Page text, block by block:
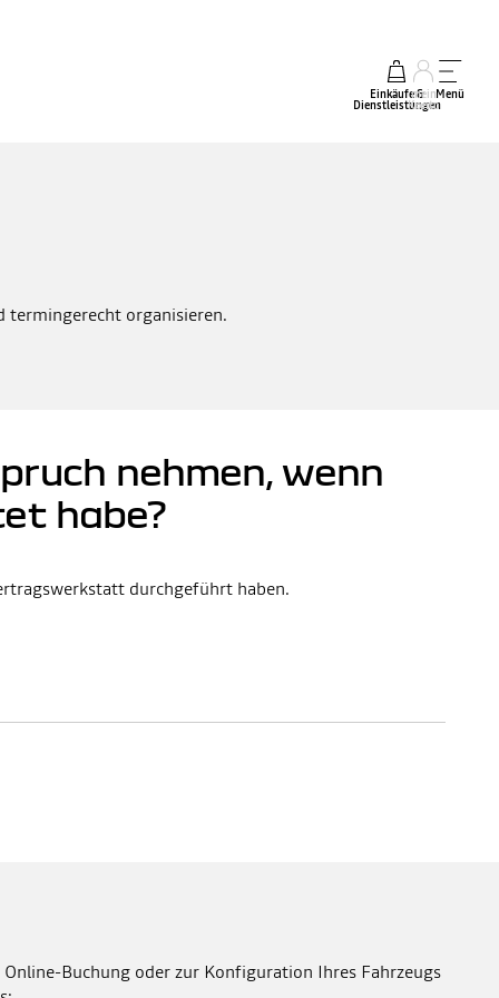
Einkäufe &
Dienstleistungen
mein
Konto
Menü
termingerecht organisieren.
nehmen, wenn
habe?
durchgeführt haben.
Buchung oder zur Konfiguration Ihres Fahrzeugs